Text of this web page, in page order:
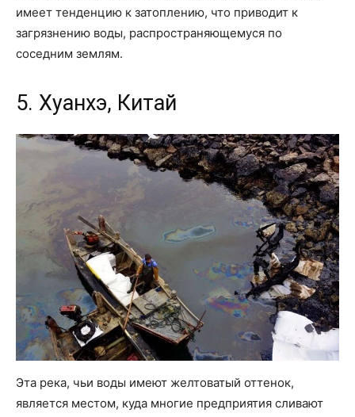
имеет тенденцию к затоплению, что приводит к
загрязнению воды, распространяющемуся по
соседним землям.
5. Хуанхэ, Китай
Эта река, чьи воды имеют желтоватый оттенок,
является местом, куда многие предприятия сливают